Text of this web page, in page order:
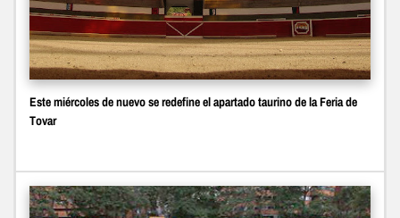
Este miércoles de nuevo se redefine el apartado taurino de la Feria de
Tovar